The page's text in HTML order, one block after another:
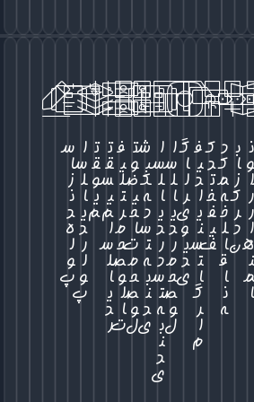
ک
د
ت
خ
ف
ی
ف
ف
ی
د
ا
ی
ن
س
ت
گ
ا
ل
ر
ی
و
ی
د
ی
ا
س
ل
ا
ی
د
ر
ص
ل
ا
س
ل
ا
ی
د
ر
د
س
ت
ه
ب
ن
د
ش
ب
ک
ه
د
س
ت
ه
ب
ن
ی
ت
و
ض
ی
ح
ا
ت
م
ح
ص
و
ل
ف
ی
ل
ت
ر
م
ح
ص
و
ل
ا
ت
ت
ق
س
ی
م
ا
س
ل
ا
ی
د
ر
ت
ق
و
ی
م
ا
س
ل
ا
ی
د
ر
ل
و
پ
س
ا
ز
ن
د
ه
ل
و
پ